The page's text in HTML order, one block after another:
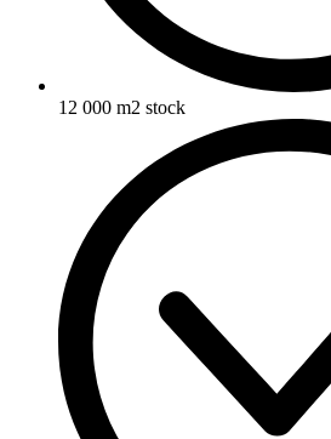
12 000 m2 stock